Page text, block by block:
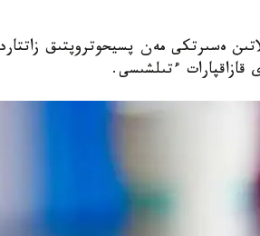
ەسىرتكى مەن پسيحوتروپتىق
قازاقپارات ءتىلشىسى.